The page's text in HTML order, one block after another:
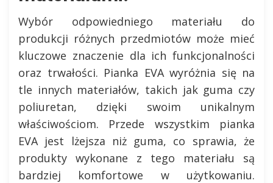
Wybór odpowiedniego materiału do
produkcji różnych przedmiotów może mieć
kluczowe znaczenie dla ich funkcjonalności
oraz trwałości. Pianka EVA wyróżnia się na
tle innych materiałów, takich jak guma czy
poliuretan, dzięki swoim unikalnym
właściwościom. Przede wszystkim pianka
EVA jest lżejsza niż guma, co sprawia, że
produkty wykonane z tego materiału są
bardziej komfortowe w użytkowaniu.